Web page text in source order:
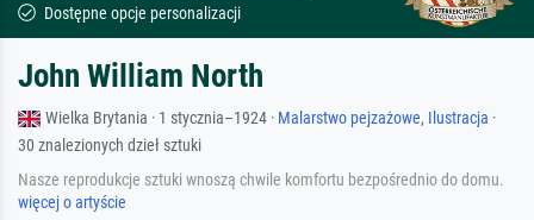
Dostępne opcje personalizacji
John William North
Wielka Brytania · 1 stycznia–1924 · Malarstwo pejzażowe, Ilustracja ·
30 znalezionych dzieł sztuki
Nasze reprodukcje sztuki wnoszą chwile komfortu bezpośrednio do domu.
więcej o artyście